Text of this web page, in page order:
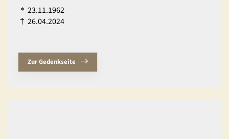
＊ 23.11.1962
† 26.04.2024
Zur Gedenkseite